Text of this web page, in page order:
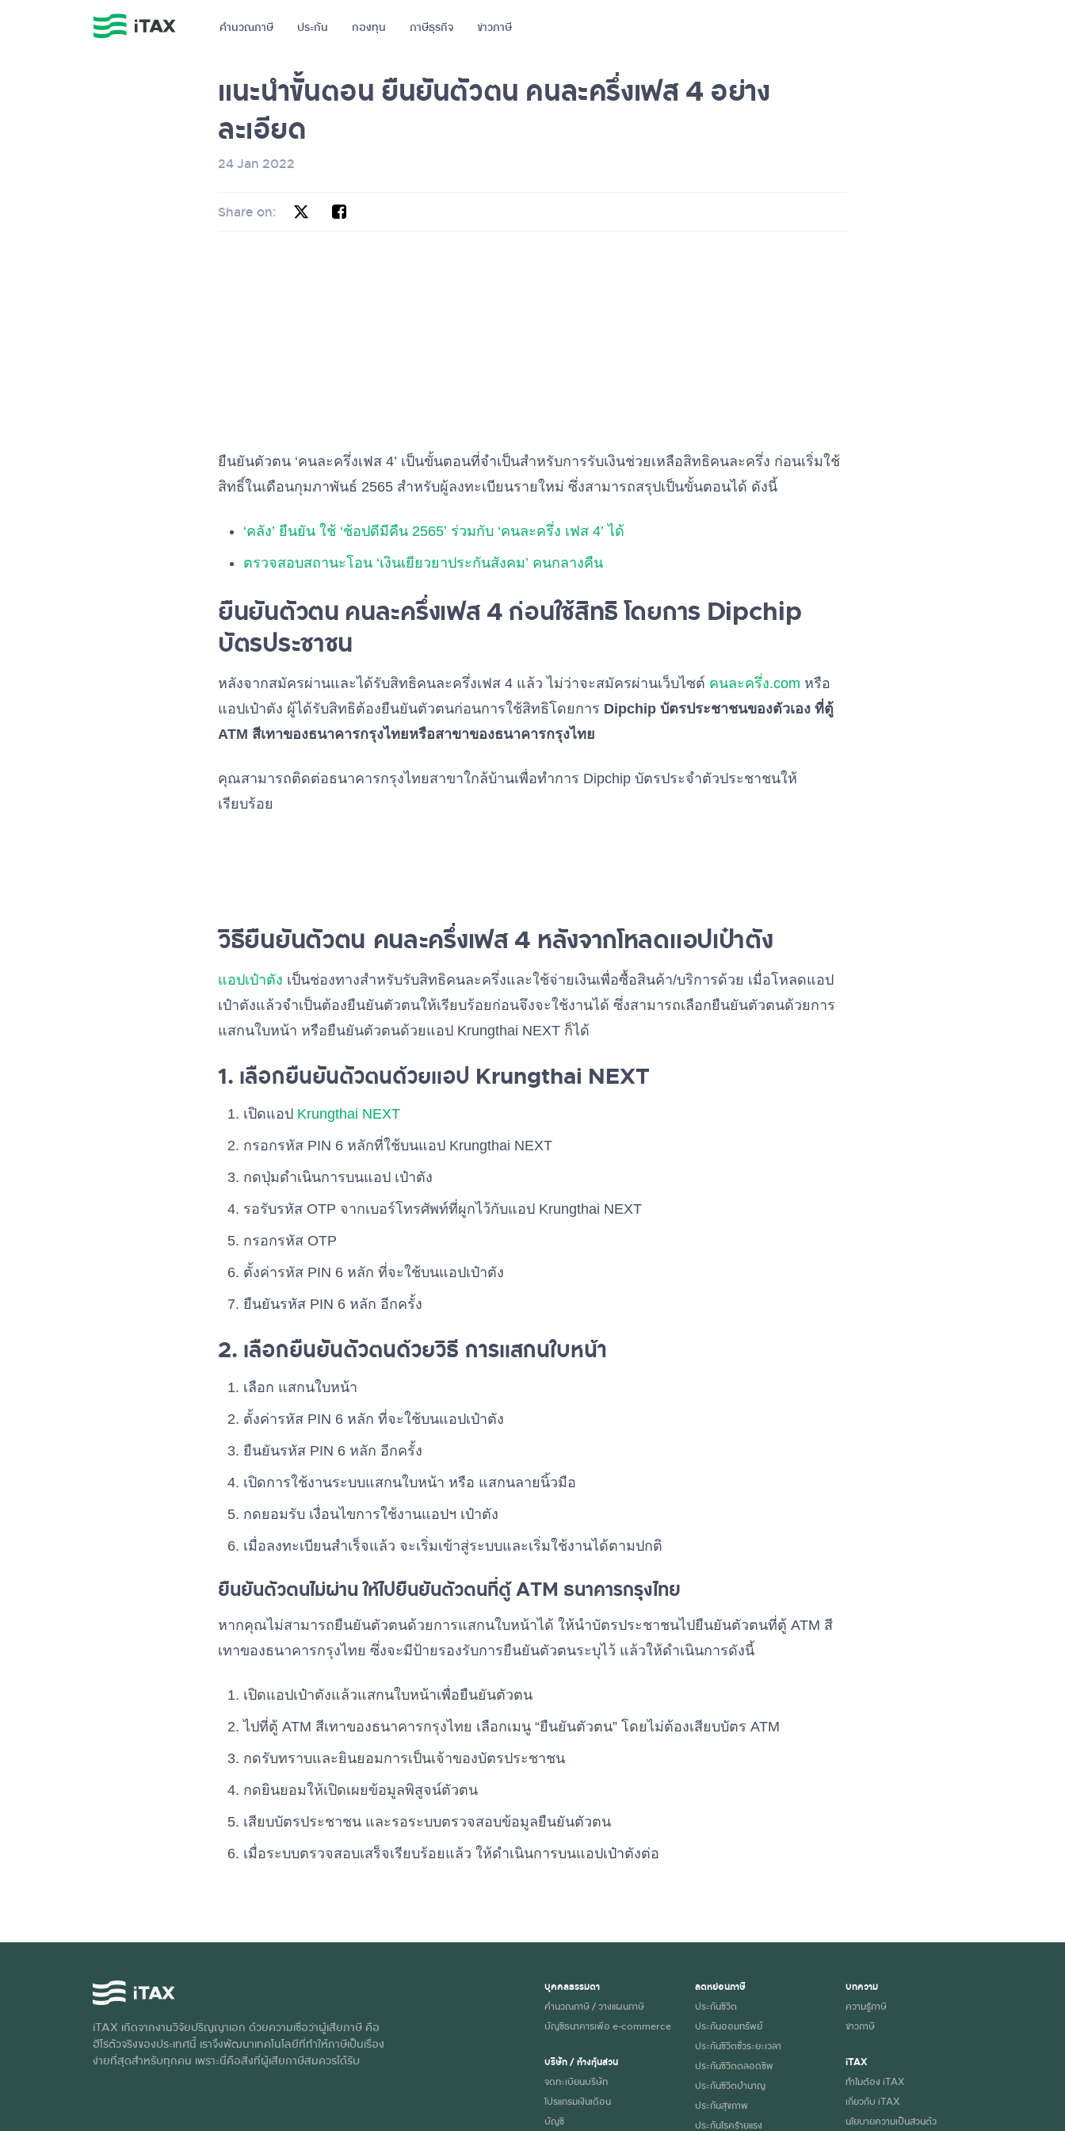
คำนวณภาษี ประกัน กองทุน ภาษีธุรกิจ ข่าวภาษี
แนะนำขั้นตอน ยืนยันตัวตน คนละครึ่งเฟส 4 อย่าง
ละเอียด
24 Jan 2022
Share on:
ยืนยันตัวตน ‘คนละครึ่งเฟส 4’ เป็นขั้นตอนที่จำเป็นสำหรับการรับเงินช่วยเหลือสิทธิคนละครึ่ง ก่อนเริ่มใช้
สิทธิ์ในเดือนกุมภาพันธ์ 2565 สำหรับผู้ลงทะเบียนรายใหม่ ซึ่งสามารถสรุปเป็นขั้นตอนได้ ดังนี้
‘คลัง’ ยืนยัน ใช้ ‘ช้อปดีมีคืน 2565’ ร่วมกับ ‘คนละครึ่ง เฟส 4’ ได้
ตรวจสอบสถานะโอน ‘เงินเยียวยาประกันสังคม’ คนกลางคืน
ยืนยันตัวตน คนละครึ่งเฟส 4 ก่อนใช้สิทธิ โดยการ Dipchip
บัตรประชาชน
หลังจากสมัครผ่านและได้รับสิทธิคนละครึ่งเฟส 4 แล้ว ไม่ว่าจะสมัครผ่านเว็บไซต์ คนละครึ่ง.com หรือ
แอปเป๋าตัง ผู้ได้รับสิทธิต้องยืนยันตัวตนก่อนการใช้สิทธิโดยการ Dipchip บัตรประชาชนของตัวเอง ที่ตู้
ATM สีเทาของธนาคารกรุงไทยหรือสาขาของธนาคารกรุงไทย
คุณสามารถติดต่อธนาคารกรุงไทยสาขาใกล้บ้านเพื่อทำการ Dipchip บัตรประจำตัวประชาชนให้
เรียบร้อย
วิธียืนยันตัวตน คนละครึ่งเฟส 4 หลังจากโหลดแอปเป๋าตัง
แอปเป๋าตัง เป็นช่องทางสำหรับรับสิทธิคนละครึ่งและใช้จ่ายเงินเพื่อซื้อสินค้า/บริการด้วย เมื่อโหลดแอป
เป๋าตังแล้วจำเป็นต้องยืนยันตัวตนให้เรียบร้อยก่อนจึงจะใช้งานได้ ซึ่งสามารถเลือกยืนยันตัวตนด้วยการ
แสกนใบหน้า หรือยืนยันตัวตนด้วยแอป Krungthai NEXT ก็ได้
1. เลือกยืนยันตัวตนด้วยแอป Krungthai NEXT
เปิดแอป Krungthai NEXT
กรอกรหัส PIN 6 หลักที่ใช้บนแอป Krungthai NEXT
กดปุ่มดำเนินการบนแอป เป๋าตัง
รอรับรหัส OTP จากเบอร์โทรศัพท์ที่ผูกไว้กับแอป Krungthai NEXT
กรอกรหัส OTP
ตั้งค่ารหัส PIN 6 หลัก ที่จะใช้บนแอปเป๋าตัง
ยืนยันรหัส PIN 6 หลัก อีกครั้ง
2. เลือกยืนยันตัวตนด้วยวิธี การแสกนใบหน้า
เลือก แสกนใบหน้า
ตั้งค่ารหัส PIN 6 หลัก ที่จะใช้บนแอปเป๋าตัง
ยืนยันรหัส PIN 6 หลัก อีกครั้ง
เปิดการใช้งานระบบแสกนใบหน้า หรือ แสกนลายนิ้วมือ
กดยอมรับ เงื่อนไขการใช้งานแอปฯ เป๋าตัง
เมื่อลงทะเบียนสำเร็จแล้ว จะเริ่มเข้าสู่ระบบและเริ่มใช้งานได้ตามปกติ
ยืนยันตัวตนไม่ผ่าน ให้ไปยืนยันตัวตนที่ตู้ ATM ธนาคารกรุงไทย
หากคุณไม่สามารถยืนยันตัวตนด้วยการแสกนใบหน้าได้ ให้นำบัตรประชาชนไปยืนยันตัวตนที่ตู้ ATM สี
เทาของธนาคารกรุงไทย ซึ่งจะมีป้ายรองรับการยืนยันตัวตนระบุไว้ แล้วให้ดำเนินการดังนี้
เปิดแอปเป๋าตังแล้วแสกนใบหน้าเพื่อยืนยันตัวตน
ไปที่ตู้ ATM สีเทาของธนาคารกรุงไทย เลือกเมนู “ยืนยันตัวตน” โดยไม่ต้องเสียบบัตร ATM
กดรับทราบและยินยอมการเป็นเจ้าของบัตรประชาชน
กดยินยอมให้เปิดเผยข้อมูลพิสูจน์ตัวตน
เสียบบัตรประชาชน และรอระบบตรวจสอบข้อมูลยืนยันตัวตน
เมื่อระบบตรวจสอบเสร็จเรียบร้อยแล้ว ให้ดำเนินการบนแอปเป๋าตังต่อ
iTAX เกิดจากงานวิจัยปริญญาเอก ด้วยความเชื่อว่าผู้เสียภาษี คือ
ฮีโร่ตัวจริงของประเทศนี้ เราจึงพัฒนาเทคโนโลยีที่ทำให้ภาษีเป็นเรื่อง
ง่ายที่สุดสำหรับทุกคน เพราะนี่คือสิ่งที่ผู้เสียภาษีสมควรได้รับ
บุคคลธรรมดา
คำนวณภาษี / วางแผนภาษี
บัญชีธนาคารเพื่อ e-commerce
บริษัท / ห้างหุ้นส่วน
จดทะเบียนบริษัท
โปรแกรมเงินเดือน
บัญชี
ลดหย่อนภาษี
ประกันชีวิต
ประกันออมทรัพย์
ประกันชีวิตชั่วระยะเวลา
ประกันชีวิตตลอดชีพ
ประกันชีวิตบำนาญ
ประกันสุขภาพ
ประกันโรคร้ายแรง
บทความ
ความรู้ภาษี
ข่าวภาษี
iTAX
ทำไมต้อง iTAX
เกี่ยวกับ iTAX
นโยบายความเป็นส่วนตัว